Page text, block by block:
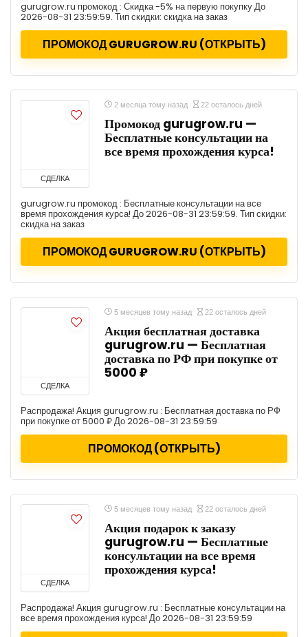
gurugrow.ru промокод : Скидка -5% на первую покупку До
2026-08-31 23:59:59. Тип скидки: скидка на заказ
ПРОМОКОД GURUGROW.RU (ОТКРЫТЬ)
СДЕЛКА
2 месяца тому назад 22 осталось дней
Промокод gurugrow.ru —
Бесплатные консультации на
все время прохождения курса!
gurugrow.ru промокод : Бесплатные консультации на все
время прохождения курса! До 2026-08-31 23:59:59. Тип скидки:
скидка на заказ
ПРОМОКОД GURUGROW.RU (ОТКРЫТЬ)
СДЕЛКА
5 месяцев тому назад 22 осталось дней
Акция бесплатная доставка
gurugrow.ru — Бесплатная
доставка по РФ при покупке от
5000 ₽
Распродажа! Акция gurugrow.ru : Бесплатная доставка по РФ
при покупке от 5000 ₽ До 2026-08-31 23:59:59
ПРОМОКОД (ОТКРЫТЬ)
СДЕЛКА
5 месяцев тому назад 22 осталось дней
Акция подарок к заказу
gurugrow.ru — Бесплатные
консультации на все время
прохождения курса!
Распродажа! Акция gurugrow.ru : Бесплатные консультации на
все время прохождения курса! До 2026-08-31 23:59:59